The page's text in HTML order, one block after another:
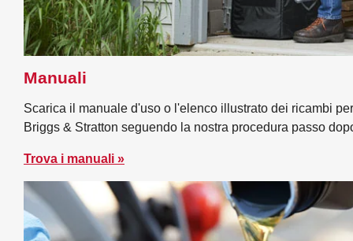
Manuali
Scarica il manuale d'uso o l'elenco illustrato dei ricambi
Briggs & Stratton seguendo la nostra procedura passo
Trova i manuali »